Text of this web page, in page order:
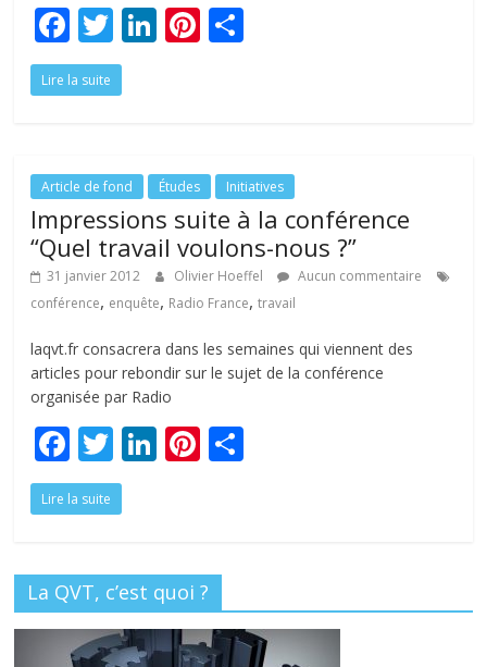
F
ac
e
o
o
k
T
w
itt
Li
dI
n
Pi
st er
Lire la suite
Article de fond Études Initiatives
Impressions suite à la conférence
“Quel travail voulons-nous ?”
31 janvier 2012 Olivier Hoeffel
Aucun commentaire
conférence, enquête, Radio France,travail
laqvt.fr consacrera dans les semaines qui viennent des
articles pour rebondir sur le sujet de la conférence
organisée par Radio
F
ac
e
o
o
k
T
w
itt
Li
dI
n
Pi
st
Lire la suite
La QVT, c’est quoi ?